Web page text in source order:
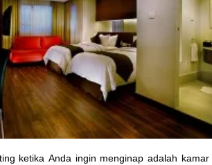
ketika Anda ingin menginap adalah kamar